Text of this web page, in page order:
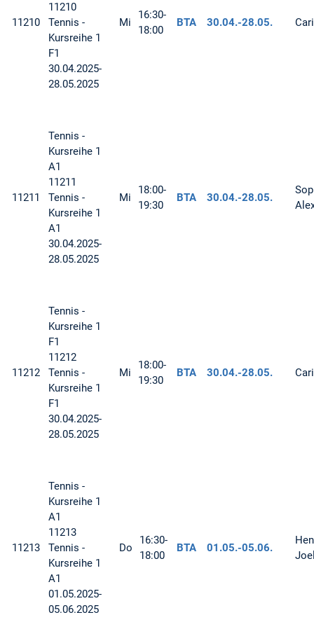
11210
11210
Tennis -
Kursreihe 1
F1
30.04.2025-
28.05.2025
Mi
16:30-
18:00
BTA 30.04.-28.05.
11211
Tennis -
Kursreihe 1
A1
11211
Tennis -
Kursreihe 1
A1
30.04.2025-
28.05.2025
Mi
18:00-
19:30
BTA 30.04.-28.05.
11212
Tennis -
Kursreihe 1
F1
11212
Tennis -
Kursreihe 1
F1
30.04.2025-
28.05.2025
Mi
18:00-
19:30
BTA 30.04.-28.05.
11213
Tennis -
Kursreihe 1
A1
11213
Tennis -
Kursreihe 1
A1
01.05.2025-
05.06.2025
Do
16:30-
18:00
BTA 01.05.-05.06.